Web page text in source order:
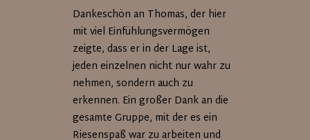
Dankeschön an Thomas, der hier
mit viel Einfühlungsvermögen
zeigte, dass er in der Lage ist,
jeden einzelnen nicht nur wahr zu
nehmen, sondern auch zu
erkennen. Ein großer Dank an die
gesamte Gruppe, mit der es ein
Riesenspaß war zu arbeiten und